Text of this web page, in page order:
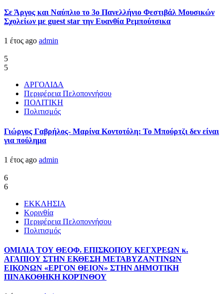
Σε Άργος και Ναύπλιο το 3ο Πανελλήνιο Φεστιβάλ Μουσικών
Σχολείων με guest star την Ευανθία Ρεμπούτσικα
1 έτος ago admin
5
5
ΑΡΓΟΛΙΔΑ
Περιφέρεια Πελοποννήσου
ΠΟΛΙΤΙΚΗ
Πολιτισμός
Γιώργος Γαβρήλος- Μαρίνα Κοντοτόλη: Το Μπούρτζι δεν είναι
για πούλημα
1 έτος ago admin
6
6
ΕΚΚΛΗΣΙΑ
Κορινθία
Περιφέρεια Πελοποννήσου
Πολιτισμός
ΟΜΙΛΙΑ ΤΟΥ ΘΕΟΦ. ΕΠΙΣΚΟΠΟΥ ΚΕΓΧΡΕΩΝ κ.
ΑΓΑΠΙΟΥ ΣΤΗΝ ΕΚΘΕΣΗ ΜΕΤΑΒΥΖΑΝΤΙΝΩΝ
ΕΙΚΟΝΩΝ «ΕΡΓΟΝ ΘΕΙΟΝ» ΣΤΗΝ ΔΗΜΟΤΙΚΗ
ΠΙΝΑΚΟΘΗΚΗ ΚΟΡΊΝΘΟΥ